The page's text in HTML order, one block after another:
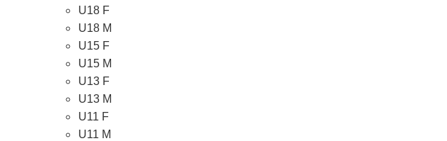
U18 F
U18 M
U15 F
U15 M
U13 F
U13 M
U11 F
U11 M